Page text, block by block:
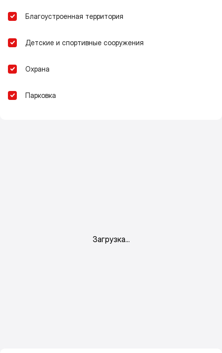
Благоустроенная территория
Детские и спортивные сооружения
Охрана
Парковка